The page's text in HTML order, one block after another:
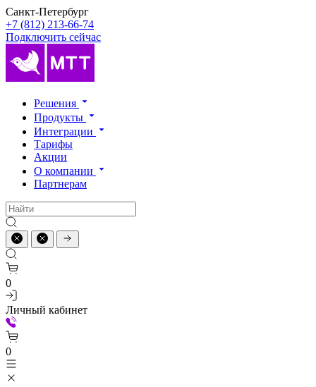
Санкт-Петербург
+7 (812) 213-66-74
Подключить сейчас
Решения
Продукты
Интеграции
Тарифы
Акции
О компании
Партнерам
0
Личный кабинет
0